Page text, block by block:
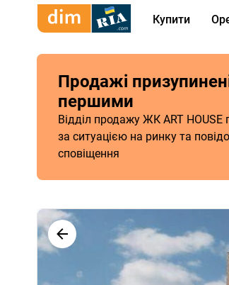
Купити
Продажі
першими
Відділ продажу ЖК ART
за ситуацією на ринку та
сповіщення